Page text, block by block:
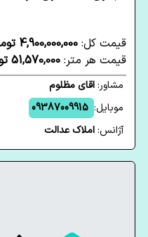
قیمت کل: 4,900,000,000 تومان
قیمت هر متر: 51,570,000 تومان
مشاور:اقای مظلوم
موبایل: 09387009915
آژانس:املاک عدالت